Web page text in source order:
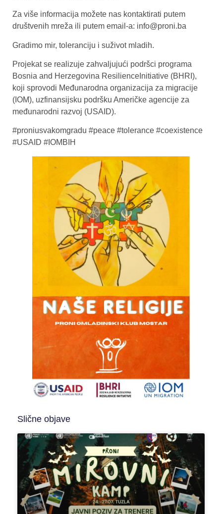
Za više informacija možete nas kontaktirati putem
društvenih mreža ili putem email-a: info@proni.ba
Gradimo mir, toleranciju i suživot mladih.
Projekat se realizuje zahvaljujući podršci programa
Bosnia and Herzegovina ResilienceInitiative (BHRI),
koji sprovodi Međunarodna organizacija za migracije
(IOM), uzfinansijsku podršku Američke agencije za
međunarodni razvoj (USAID).
#proniusvakomgradu #peace #tolerance #coexistence
#USAID #IOMBIH
Slične objave